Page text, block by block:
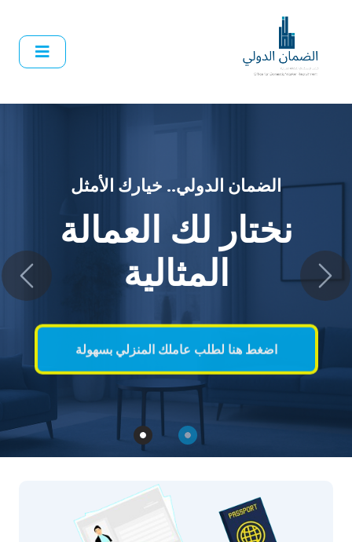
الضمان الدولي.. خيارك الأمثل
نختار لك العمالة
المثالية
اضغط هنا لطلب عاملك المنزلي بسهولة